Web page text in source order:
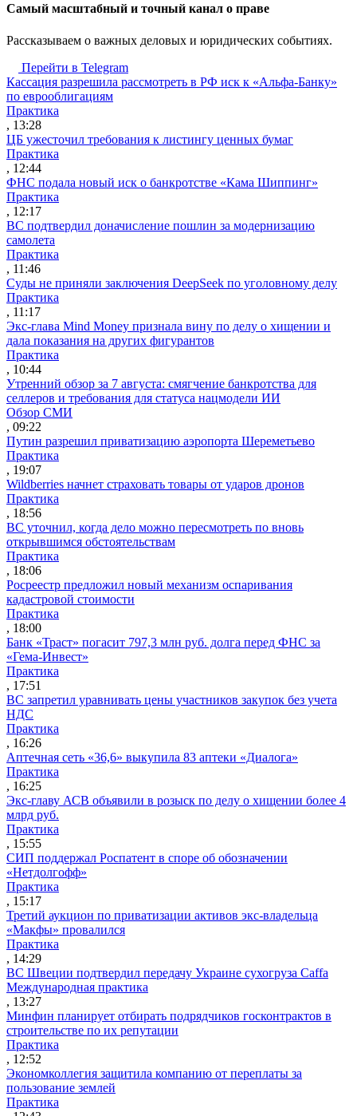
Cамый масштабный и точный канал о праве
Рассказываем о важных деловых и юридических событиях.
Перейти в Telegram
Кассация разрешила рассмотреть в РФ иск к «Альфа-Банку»
по еврооблигациям
Практика
, 13:28
ЦБ ужесточил требования к листингу ценных бумаг
Практика
, 12:44
ФНС подала новый иск о банкротстве «Кама Шиппинг»
Практика
, 12:17
ВС подтвердил доначисление пошлин за модернизацию
самолета
Практика
, 11:46
Суды не приняли заключения DeepSeek по уголовному делу
Практика
, 11:17
Экс-глава Mind Money признала вину по делу о хищении и
дала показания на других фигурантов
Практика
, 10:44
Утренний обзор за 7 августа: смягчение банкротства для
селлеров и требования для статуса нацмодели ИИ
Обзор СМИ
, 09:22
Путин разрешил приватизацию аэропорта Шереметьево
Практика
, 19:07
Wildberries начнет страховать товары от ударов дронов
Практика
, 18:56
ВС уточнил, когда дело можно пересмотреть по вновь
открывшимся обстоятельствам
Практика
, 18:06
Росреестр предложил новый механизм оспаривания
кадастровой стоимости
Практика
, 18:00
Банк «Траст» погасит 797,3 млн руб. долга перед ФНС за
«Гема-Инвест»
Практика
, 17:51
ВС запретил уравнивать цены участников закупок без учета
НДС
Практика
, 16:26
Аптечная сеть «36,6» выкупила 83 аптеки «Диалога»
Практика
, 16:25
Экс-главу АСВ объявили в розыск по делу о хищении более 4
млрд руб.
Практика
, 15:55
СИП поддержал Роспатент в споре об обозначении
«Нетдолгофф»
Практика
, 15:17
Третий аукцион по приватизации активов экс-владельца
«Макфы» провалился
Практика
, 14:29
ВС Швеции подтвердил передачу Украине сухогруза Caffa
Международная практика
, 13:27
Минфин планирует отбирать подрядчиков госконтрактов в
строительстве по их репутации
Практика
, 12:52
Экономколлегия защитила компанию от переплаты за
пользование землей
Практика